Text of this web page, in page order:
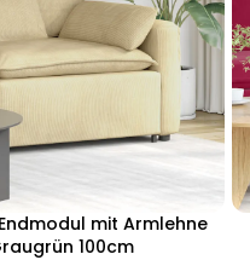
mit Armlehne
100cm